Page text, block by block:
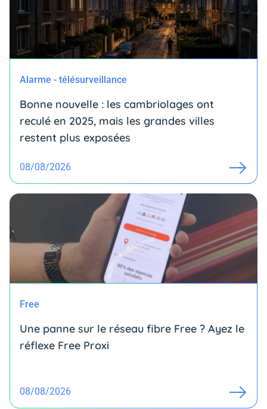
Alarme - télésurveillance
Bonne nouvelle : les cambriolages ont
reculé en 2025, mais les grandes villes
restent plus exposées
08/08/2026
Free
Une panne sur le réseau fibre Free ? Ayez le
réflexe Free Proxi
08/08/2026